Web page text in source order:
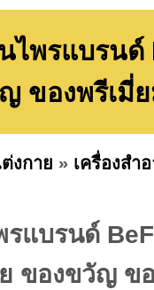
ไพรแบรนด์
ของพรีเมี่
งกาย » เครื่องสำ
แบรนด์
ของขวัญ ข